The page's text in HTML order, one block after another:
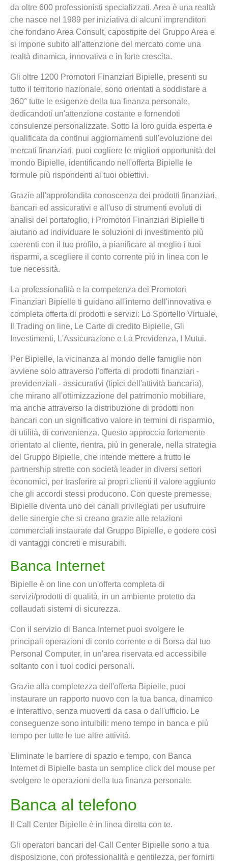
da oltre 600 professionisti specializzati. Area è una realtà
che nasce nel 1989 per iniziativa di alcuni imprenditori
che fondano Area Consult, capostipite del Gruppo Area e
si impone subito all'attenzione del mercato come una
realtà dinamica, innovativa e in forte crescita.
Gli oltre 1200 Promotori Finanziari Bipielle, presenti su
tutto il territorio nazionale, sono orientati a soddisfare a
360° tutte le esigenze della tua finanza personale,
dedicandoti un'attenzione costante e fornendoti
consulenze personalizzate. Sotto la loro guida esperta e
qualificata da continui aggiornamenti sull'evoluzione dei
mercati finanziari, puoi cogliere le migliori opportunità del
mondo Bipielle, identificando nell'offerta Bipielle le
formule più rispondenti ai tuoi obiettivi.
Grazie all'approfondita conoscenza dei prodotti finanziari,
bancari ed assicurativi e all'uso di strumenti evoluti di
analisi del portafoglio, i Promotori Finanziari Bipielle ti
aiutano ad individuare le soluzioni di investimento più
coerenti con il tuo profilo, a pianificare al meglio i tuoi
risparmi, a scegliere il conto corrente più in linea con le
tue necessità.
La professionalità e la competenza dei Promotori
Finanziari Bipielle ti guidano all'interno dell'innovativa e
completa offerta di prodotti e servizi: Lo Sportello Virtuale,
Il Trading on line, Le Carte di credito Bipielle, Gli
Investimenti, L'Assicurazione e La Previdenza, I Mutui.
Per Bipielle, la vicinanza al mondo delle famiglie non
avviene solo attraverso l'offerta di prodotti finanziari -
previdenziali - assicurativi (tipici dell'attività bancaria),
che mirano all'ottimizzazione del patrimonio mobiliare,
ma anche attraverso la distribuzione di prodotti non
bancari con un significativo valore in termini di risparmio,
di utilità, di convenienza. Questo approccio fortemente
orientato al cliente, rientra, più in generale, nella strategia
del Gruppo Bipielle, che intende mettere a frutto le
partnership strette con società leader in diversi settori
economici, per trasferire ai propri clienti il valore aggiunto
che gli accordi stessi producono. Con queste premesse,
Bipielle diventa uno dei canali privilegiati per usufruire
delle sinergie che si creano grazie alle relazioni
commerciali instaurate dal Gruppo Bipielle, e godere così
di vantaggi concreti e misurabili.
Banca Internet
Bipielle è on line con un'offerta completa di
servizi/prodotti di qualità, in un ambiente protetto da
collaudati sistemi di sicurezza.
Con il servizio di Banca Internet puoi svolgere le
principali operazioni di conto corrente e di Borsa dal tuo
Personal Computer, in un'area riservata ed accessibile
soltanto con i tuoi codici personali.
Grazie alla completezza dell'offerta Bipielle, puoi
instaurare un rapporto nuovo con la tua banca, dinamico
e interattivo, senza muoverti da casa o dall'ufficio. Le
conseguenze sono intuibili: meno tempo in banca e più
tempo per tutte le tue altre attività.
Eliminate le barriere di spazio e tempo, con Banca
Internet di Bipielle basta un semplice click del mouse per
svolgere le operazioni della tua finanza personale.
Banca al telefono
Il Call Center Bipielle è in linea diretta con te.
Gli operatori bancari del Call Center Bipielle sono a tua
disposizione, con professionalità e gentilezza, per fornirti